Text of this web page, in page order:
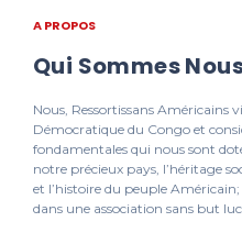
A PROPOS
Qui Sommes
Nous, Ressortissans Américains
Démocratique du Congo et
fondamentales qui nous sont
notre précieux pays, l’héritage
et l’histoire du peuple
dans une association sans but